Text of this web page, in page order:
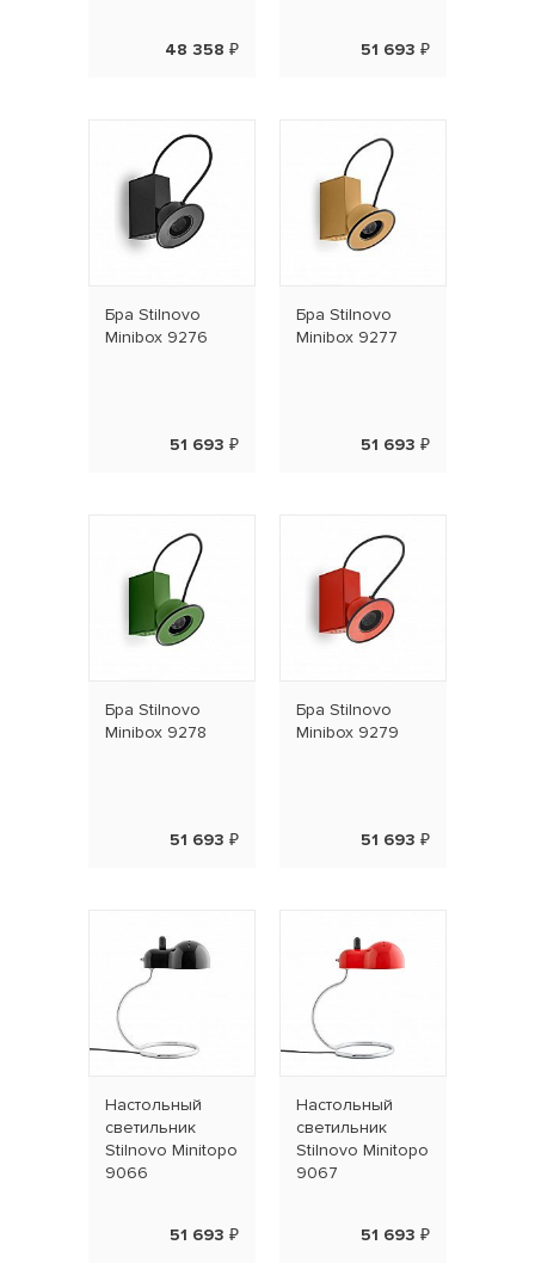
48 358 ₽ 51 693 ₽
Бра Stilnovo
Minibox 9276
51 693 ₽
Бра Stilnovo
Minibox 9277
51 693 ₽
Бра Stilnovo
Minibox 9278
51 693 ₽
Бра Stilnovo
Minibox 9279
51 693 ₽
Наcтольный
светильник
Stilnovo Minitopo
9066
51 693 ₽
Наcтольный
светильник
Stilnovo Minitopo
9067
51 693 ₽